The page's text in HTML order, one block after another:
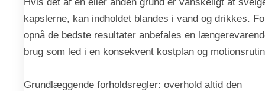
kapslerne, kan indholdet blandes i vand og drikkes.
opnå de bedste resultater anbefales en
brug som led i en konsekvent kostplan og
Grundlæggende forholdsregler: overhold altid den